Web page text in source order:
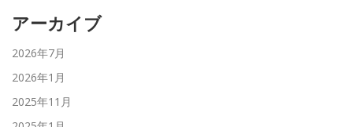
アーカイブ
2026年7月
2026年1月
2025年11月